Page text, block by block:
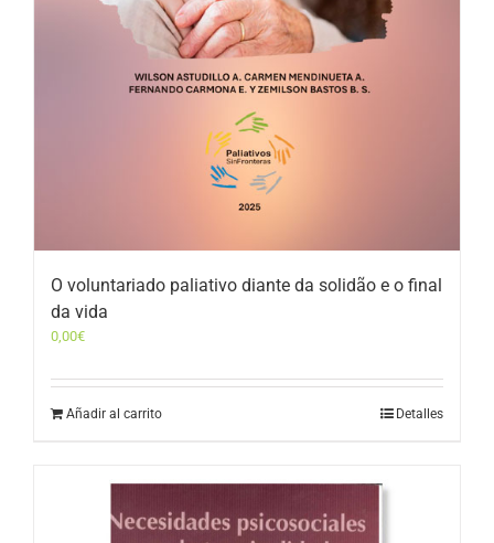
O voluntariado paliativo diante da solidão e o final
da vida
0,00€
Añadir al carrito Detalles